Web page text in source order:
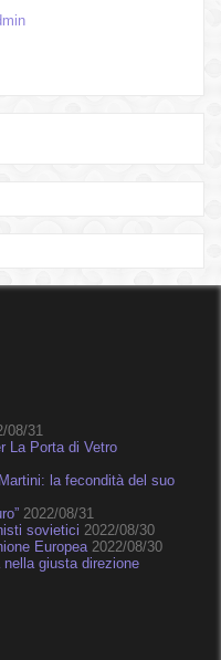
08/31
La Porta di Vetro
la fecondità del suo
2022/08/31
sovietici 2022/08/30
Europea 2022/08/30
nella giusta direzione